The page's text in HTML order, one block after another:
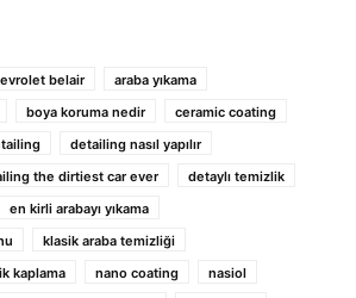
belair
araba yıkama
boya koruma nedir
ceramic coating
detailing nasıl yapılır
the dirtiest car ever
detaylı temizlik
en kirli arabayı yıkama
klasik araba temizliği
kaplama
nano coating
nasiol